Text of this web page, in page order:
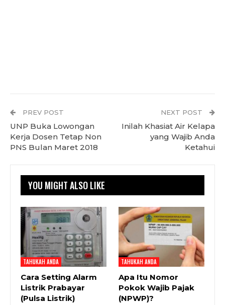
PREV POST
UNP Buka Lowongan
Kerja Dosen Tetap Non
PNS Bulan Maret 2018
NEXT POST
Inilah Khasiat Air Kelapa
yang Wajib Anda
Ketahui
YOU MIGHT ALSO LIKE
TAHUKAH ANDA
Cara Setting Alarm
Listrik Prabayar
(Pulsa Listrik)
TAHUKAH ANDA
Apa Itu Nomor
Pokok Wajib Pajak
(NPWP)?